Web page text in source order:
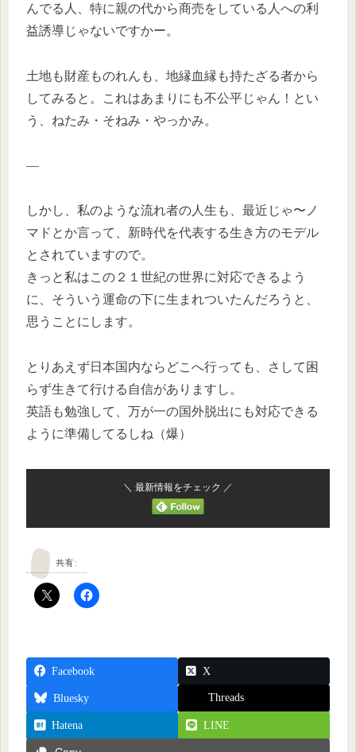
んでる人、特に親の代から商売をしている人への利
益誘導じゃないですかー。
土地も財産ものれんも、地縁血縁も持たざる者から
してみると。これはあまりにも不公平じゃん！とい
う、ねたみ・そねみ・やっかみ。
—
しかし、私のような流れ者の人生も、最近じゃ〜ノ
マドとか言って、新時代を代表する生き方のモデル
とされていますので。
きっと私はこの２１世紀の世界に対応できるよう
に、そういう運命の下に生まれついたんだろうと、
思うことにします。
とりあえず日本国内ならどこへ行っても、さして困
らず生きて行ける自信がありますし。
英語も勉強して、万が一の国外脱出にも対応できる
ように準備してるしね（爆）
＼ 最新情報をチェック ／
共有:
Facebook X
Bluesky Threads
Hatena LINE